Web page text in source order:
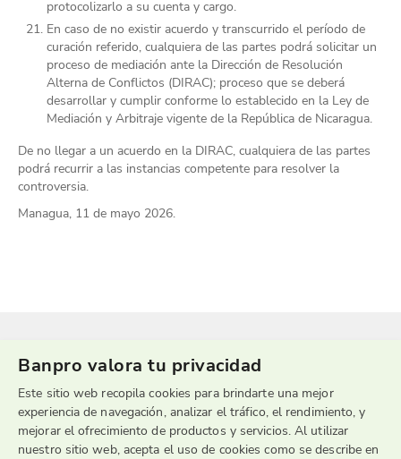
protocolizarlo a su cuenta y cargo.
En caso de no existir acuerdo y transcurrido el período de
curación referido, cualquiera de las partes podrá solicitar un
proceso de mediación ante la Dirección de Resolución
Alterna de Conflictos (DIRAC); proceso que se deberá
desarrollar y cumplir conforme lo establecido en la Ley de
Mediación y Arbitraje vigente de la República de Nicaragua.
De no llegar a un acuerdo en la DIRAC, cualquiera de las partes
podrá recurrir a las instancias competente para resolver la
controversia.
Managua, 11 de mayo 2026.
Banpro valora tu privacidad
Este sitio web recopila cookies para brindarte una mejor
experiencia de navegación, analizar el tráfico, el rendimiento, y
mejorar el ofrecimiento de productos y servicios. Al utilizar
nuestro sitio web, acepta el uso de cookies como se describe en